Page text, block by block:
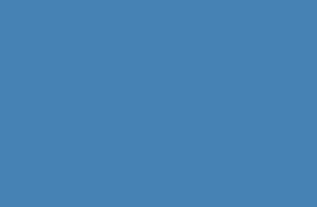
A Knorr-Bremse pályázata
megoldottam: adott volt egy
mégsem lehetett gyengébb. A
tartó konzol, de a kiindulási
funkcionális méretekre és
És itt nyertem én nagyot a két
fogok nekiállni a feladatnak, mik
fejemben az alkatrész végleges